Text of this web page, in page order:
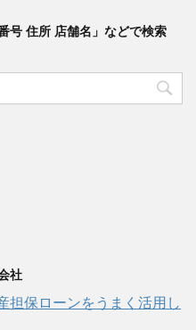
住所 店舗名」などで検索
社
保ローンをうまく活用し